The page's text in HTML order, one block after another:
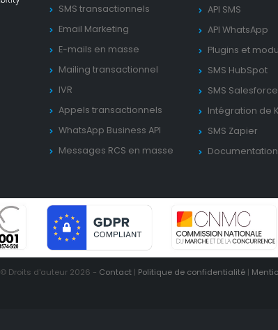
SMS transactionnels
Email Marketing
E-mails en masse
Mailing transactionnel
IVR
Appels transactionnels
WhatsApp Business API
Messages RCS en masse
API SMS
API WhatsApp
Plugins et
SMS HubSpot
SMS Salesforce
Intégration de
SMS Zapier
© Droits d'auteur 2026 - Contact | Politique de confidentialité|